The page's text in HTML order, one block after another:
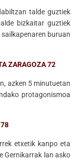
talde guztiek
bizkaitar guztiek
buruan
ZARAGOZA 72
azken 5 minutuetan
protagonismoa
etxetik kanpo eta
Gernikarrak lan asko